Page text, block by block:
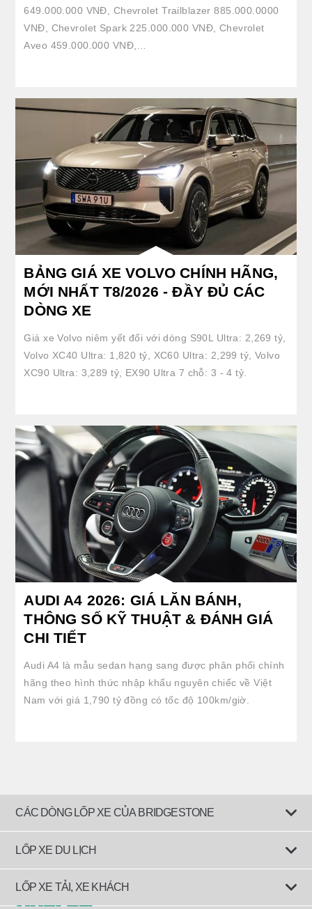
649.000.000 VNĐ, Chevrolet Trailblazer 885.000.0000
VNĐ, Chevrolet Spark 225.000.000 VNĐ, Chevrolet
Aveo 459.000.000 VNĐ,…
BẢNG GIÁ XE VOLVO CHÍNH HÃNG,
MỚI NHẤT T8/2026 - ĐẦY ĐỦ CÁC
DÒNG XE
Giá xe Volvo niêm yết đối với dòng S90L Ultra: 2,269 tỷ,
Volvo XC40 Ultra: 1,820 tỷ, XC60 Ultra: 2,299 tỷ, Volvo
XC90 Ultra: 3,289 tỷ, EX90 Ultra 7 chỗ: 3 - 4 tỷ.
AUDI A4 2026: GIÁ LĂN BÁNH,
THÔNG SỐ KỸ THUẬT & ĐÁNH GIÁ
CHI TIẾT
Audi A4 là mẫu sedan hạng sang được phân phối chính
hãng theo hình thức nhập khẩu nguyên chiếc về Việt
Nam với giá 1,790 tỷ đồng có tốc độ 100km/giờ.
CÁC DÒNG LỐP XE CỦA BRIDGESTONE
LỐP XE DU LỊCH
Lốp êm ái
LỐP XE TẢI, XE KHÁCH